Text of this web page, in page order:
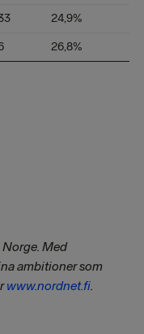
24,9%
26,8%
Med
ambitioner som
www.nordnet.fi.